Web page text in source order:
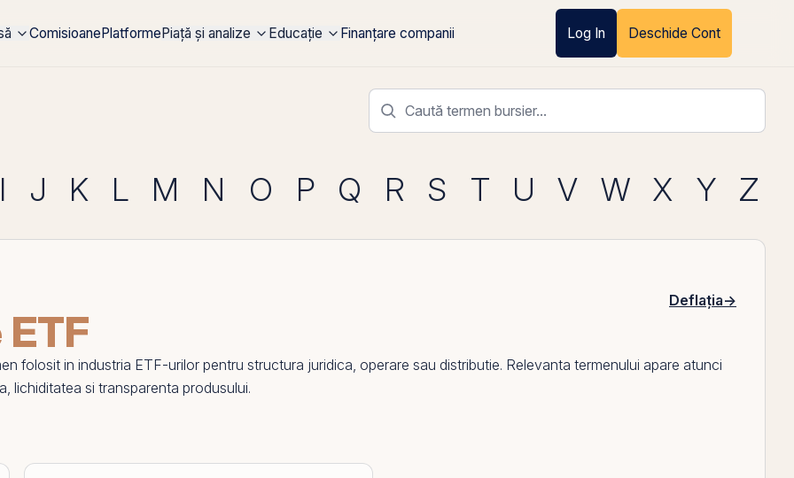
ComisioanePlatformePiață și analize Educație Finanțare companii Log In Deschide Cont
I J K L M N O P Q R S T U V W X Y Z
Deflația→
folosit in industria ETF-urilor pentru structura juridica, operare sau distributie. Relevanta termenului apare atunci
lichiditatea si transparenta produsului.